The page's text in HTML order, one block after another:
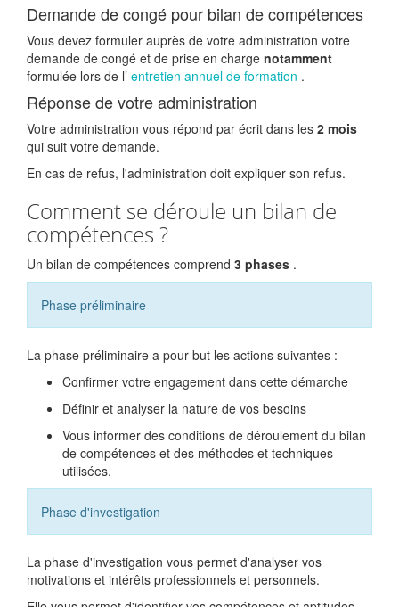
Demande de congé pour bilan de compétences
Vous devez formuler auprès de votre administration votre
demande de congé et de prise en charge notamment
formulée lors de l’ entretien annuel de formation .
Réponse de votre administration
Votre administration vous répond par écrit dans les 2 mois
qui suit votre demande.
En cas de refus, l'administration doit expliquer son refus.
Comment se déroule un bilan de
compétences ?
Un bilan de compétences comprend 3 phases .
Phase préliminaire
La phase préliminaire a pour but les actions suivantes :
Confirmer votre engagement dans cette démarche
Définir et analyser la nature de vos besoins
Vous informer des conditions de déroulement du bilan
de compétences et des méthodes et techniques
utilisées.
Phase d'investigation
La phase d'investigation vous permet d'analyser vos
motivations et intérêts professionnels et personnels.